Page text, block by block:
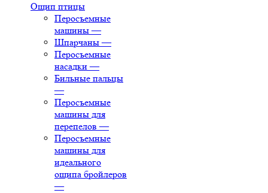
Ощип птицы
Перосъемные
машины —
Шпарчаны —
Перосъемные
насадки —
Бильные пальцы
—
Перосъемные
машины для
перепелов —
Перосъемные
машины для
идеального
ощипа бройлеров
—